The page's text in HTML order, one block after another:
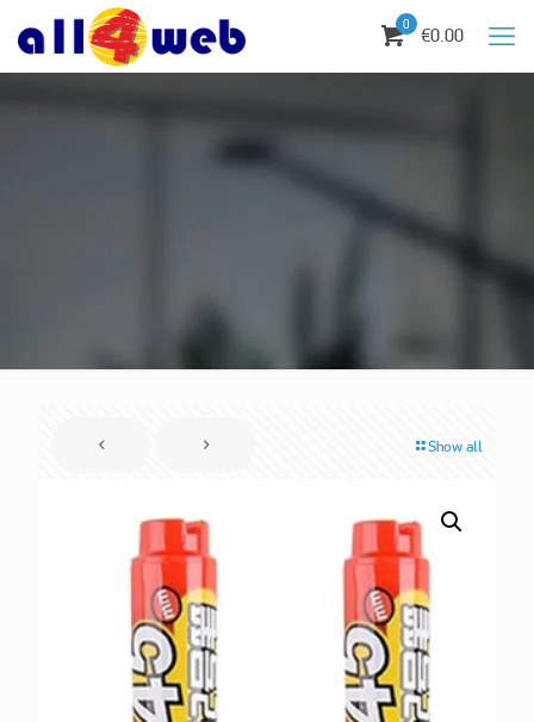
0 €0.00
Show all